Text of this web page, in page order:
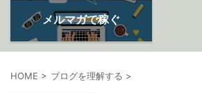
メルマガで稼ぐ
HOME > ブログを理解する >